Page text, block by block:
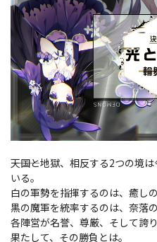
―――天国と地獄、相反する2つの
いる。
白の軍勢を指揮するのは、癒し
黒の魔軍を統率するのは、奈落の
各陣営が名誉、尊厳、そして誇
果たして、その勝負とは。